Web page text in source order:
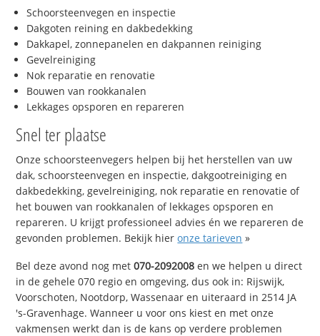
Schoorsteenvegen en inspectie
Dakgoten reining en dakbedekking
Dakkapel, zonnepanelen en dakpannen reiniging
Gevelreiniging
Nok reparatie en renovatie
Bouwen van rookkanalen
Lekkages opsporen en repareren
Snel ter plaatse
Onze schoorsteenvegers helpen bij het herstellen van uw
dak, schoorsteenvegen en inspectie, dakgootreiniging en
dakbedekking, gevelreiniging, nok reparatie en renovatie of
het bouwen van rookkanalen of lekkages opsporen en
repareren. U krijgt professioneel advies én we repareren de
gevonden problemen. Bekijk hieronze tarieven »
Bel deze avond nog met070-2092008 en we helpen u direct
in de gehele 070 regio en omgeving, dus ook in: Rijswijk,
Voorschoten, Nootdorp, Wassenaar en uiteraard in 2514 JA
's-Gravenhage. Wanneer u voor ons kiest en met onze
vakmensen werkt dan is de kans op verdere problemen